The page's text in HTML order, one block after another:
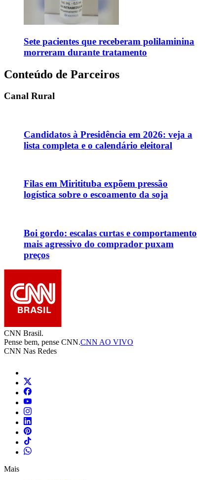
Sete pacientes que receberam polilaminina
morreram durante tratamento
Conteúdo de Parceiros
Canal Rural
Candidatos à Presidência em 2026: veja a
lista completa e o calendário eleitoral
Filas em Miritituba expõem pressão
logística sobre o escoamento da soja
Boi gordo: escalas curtas e comportamento
mais agressivo do comprador puxam
preços
CNN Brasil.
Pense bem, pense CNN.CNN AO VIVO
CNN Nas Redes
Mais